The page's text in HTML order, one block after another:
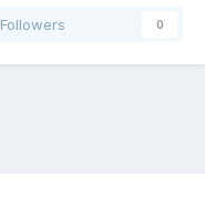
Followers 0